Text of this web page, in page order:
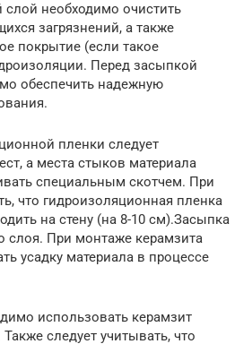
необходимо очистить
загрязнений, а также
покрытие (если такое
Перед засыпкой
обеспечить надежную
пленки следует
а места стыков материала
специальным скотчем. При
что гидроизоляционная пленка
на стену (на 8-10 см).Засыпка
слоя. При монтаже керамзита
усадку материала в процессе
использовать керамзит
следует учитывать, что